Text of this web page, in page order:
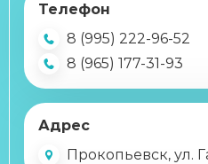
Телефон
8 (995) 222-96-52
8 (965) 177-31-93
Адрес